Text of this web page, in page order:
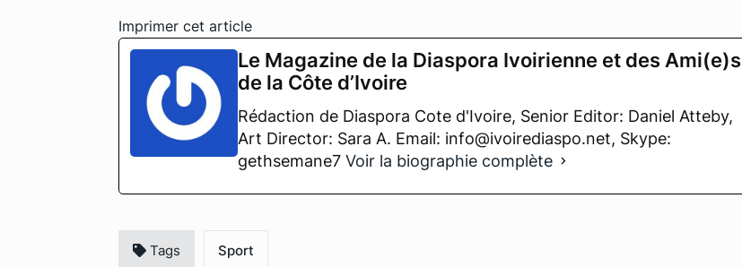
Imprimer cet article
Le Magazine de la Diaspora Ivoirienne et des Ami(e)s
de la Côte d’Ivoire
Rédaction de Diaspora Cote d'Ivoire, Senior Editor: Daniel Atteby,
Art Director: Sara A. Email: info@ivoirediaspo.net, Skype:
gethsemane7 Voir la biographie complète
Tags Sport